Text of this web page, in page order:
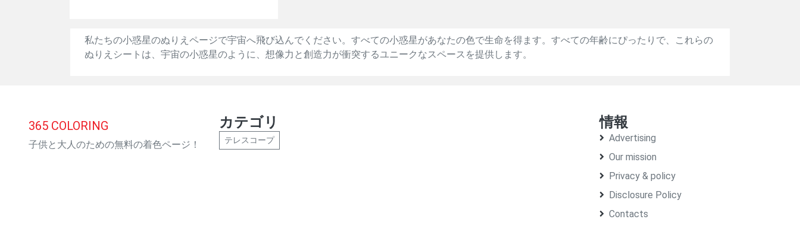
私たちの小惑星のぬりえページで宇宙へ飛び込んでください。すべての小惑星があなたの色で生命を得ます。すべての年齢にぴったりで、これらの
ぬりえシートは、宇宙の小惑星のように、想像力と創造力が衝突するユニークなスペースを提供します。
365 COLORING
子供と大人のための無料の着色ページ！
カテゴリ
テレスコープ
情報
Advertising
Our mission
Privacy & policy
Disclosure Policy
Contacts